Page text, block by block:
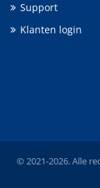
Support
Klanten login
© 2021-2026. Alle